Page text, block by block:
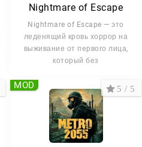
Nightmare of Escape
Nightmare of Escape — это
леденящий кровь хоррор на
выживание от первого лица,
который без
5 / 5
MOD